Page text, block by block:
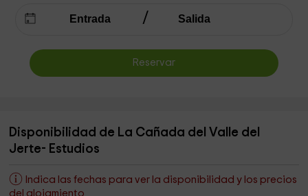
Reservar
Disponibilidad de La Cañada del Valle del
Jerte- Estudios
Indica las fechas para ver la disponibilidad y los precios
del alojamiento